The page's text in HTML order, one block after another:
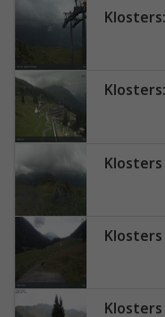
Klosters:
Klosters
Klosters